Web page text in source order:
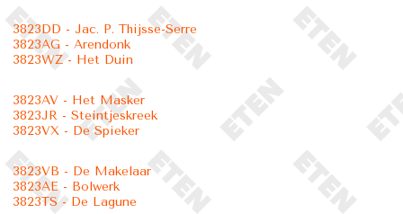
3823DD - Jac. P. Thijsse-Serre
3823AG - Arendonk
3823WZ - Het Duin
3823AV - Het Masker
3823JR - Steintjeskreek
3823VX - De Spieker
3823VB - De Makelaar
3823AE - Bolwerk
3823TS - De Lagune